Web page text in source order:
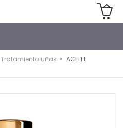
Tratamiento uñas » ACEITE